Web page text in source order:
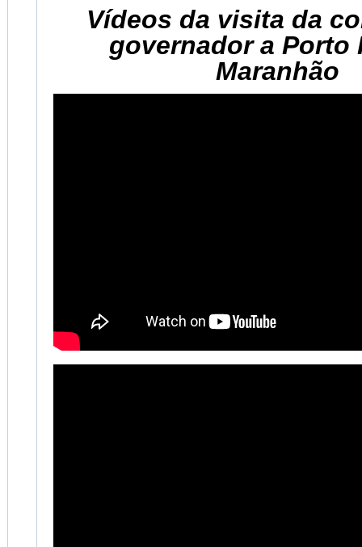
Vídeos da visita da
governador a Porto
Maranhão